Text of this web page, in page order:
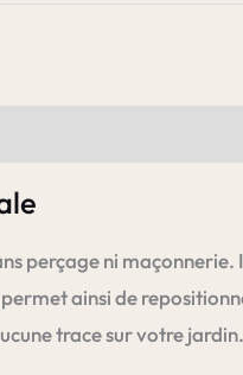
perçage ni maçonnerie.
ainsi de
trace sur votre jardin.